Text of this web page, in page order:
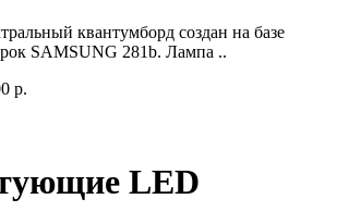
квантумборд создан на базе
SAMSUNG 281b. Лампа ..
р.
LED